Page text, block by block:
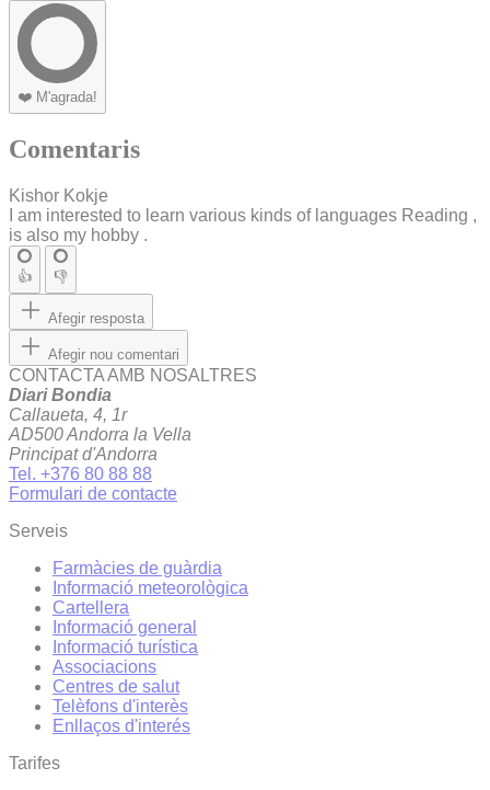
❤️ M'agrada!
Comentaris
Kishor Kokje
I am interested to learn various kinds of languages Reading ,
is also my hobby .
👍 👎
Afegir resposta
Afegir nou comentari
CONTACTA AMB NOSALTRES
Diari Bondia
Callaueta, 4, 1r
AD500 Andorra la Vella
Principat d'Andorra
Tel. +376 80 88 88
Formulari de contacte
Serveis
Farmàcies de guàrdia
Informació meteorològica
Cartellera
Informació general
Informació turística
Associacions
Centres de salut
Telèfons d'interès
Enllaços d'interés
Tarifes